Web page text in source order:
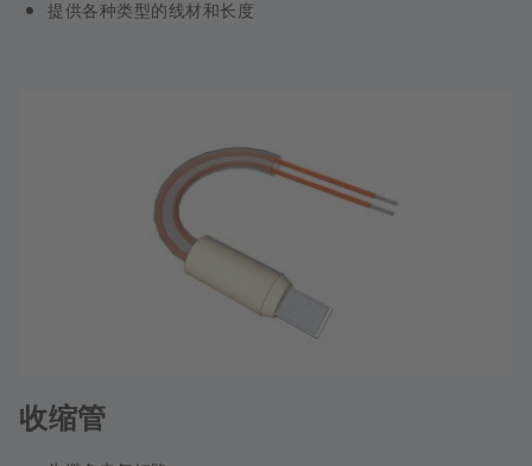
提供各种类型的线材和长度
收缩管